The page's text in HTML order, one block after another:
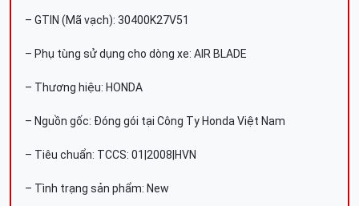
– GTIN (Mã vạch): 30400K27V51
– Phụ tùng sử dụng cho dòng xe: AIR BLADE
– Thương hiệu: HONDA
– Nguồn gốc: Đóng gói tại Công Ty Honda Việt Nam
– Tiêu chuẩn: TCCS: 01|2008|HVN
– Tình trạng sản phẩm: New